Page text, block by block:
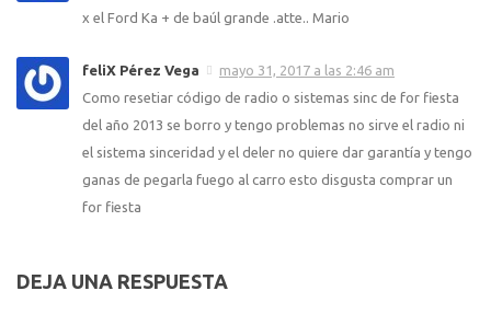
x el Ford Ka + de baúl grande .atte.. Mario
feliX Pérez Vega
mayo 31, 2017 a las 2:46 am
Como resetiar código de radio o sistemas sinc de for fiesta
del año 2013 se borro y tengo problemas no sirve el radio ni
el sistema sinceridad y el deler no quiere dar garantía y tengo
ganas de pegarla fuego al carro esto disgusta comprar un
for fiesta
DEJA UNA RESPUESTA